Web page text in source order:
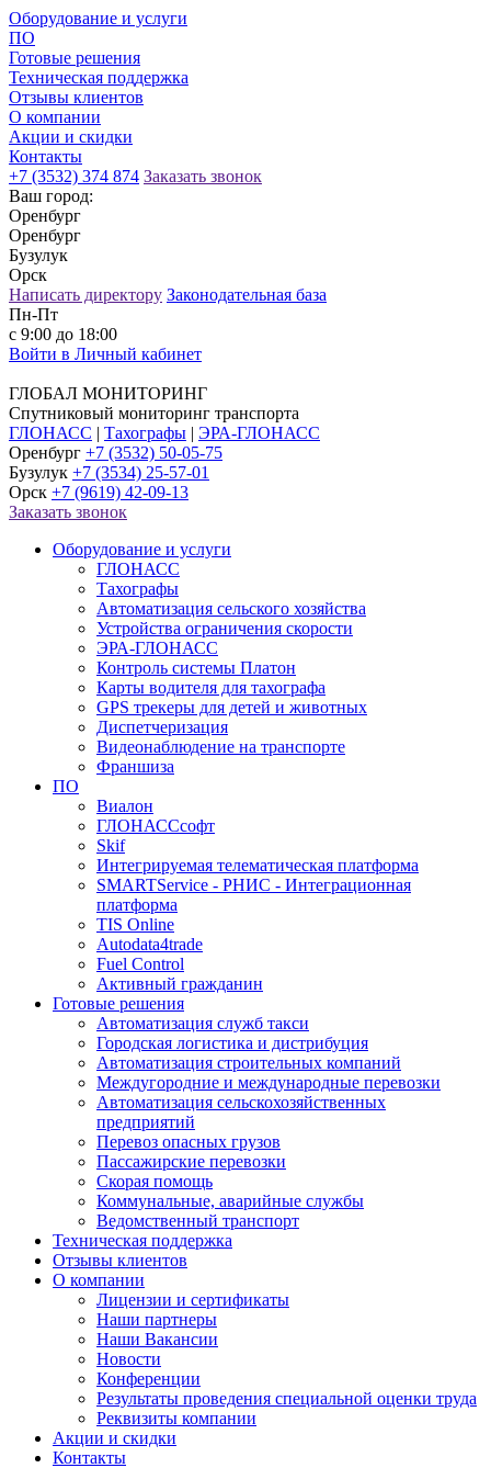
Оборудование и услуги
ПО
Готовые решения
Техническая поддержка
Отзывы клиентов
О компании
Акции и скидки
Контакты
+7 (3532) 374 874 Заказать звонок
Ваш город:
Оренбург
Оренбург
Бузулук
Орск
Написать директору Законодательная база
Пн-Пт
с 9:00 до 18:00
Войти в Личный кабинет
ГЛОБАЛ МОНИТОРИНГ
Спутниковый мониторинг транспорта
ГЛОНАСС | Тахографы | ЭРА-ГЛОНАСС
Оренбург +7 (3532) 50-05-75
Бузулук +7 (3534) 25-57-01
Орск +7 (9619) 42-09-13
Заказать звонок
Оборудование и услуги
ГЛОНАСС
Тахографы
Автоматизация сельского хозяйства
Устройства ограничения скорости
ЭРА-ГЛОНАСС
Контроль системы Платон
Карты водителя для тахографа
GPS трекеры для детей и животных
Диспетчеризация
Видеонаблюдение на транспорте
Франшиза
ПО
Виалон
ГЛОНАССсофт
Skif
Интегрируемая телематическая платформа
SMARTService - РНИС - Интеграционная
платформа
TIS Online
Autodata4trade
Fuel Control
Активный гражданин
Готовые решения
Автоматизация служб такси
Городская логистика и дистрибуция
Автоматизация строительных компаний
Междугородние и международные перевозки
Автоматизация сельскохозяйственных
предприятий
Перевоз опасных грузов
Пассажирские перевозки
Скорая помощь
Коммунальные, аварийные службы
Ведомственный транспорт
Техническая поддержка
Отзывы клиентов
О компании
Лицензии и сертификаты
Наши партнеры
Наши Вакансии
Новости
Конференции
Результаты проведения специальной оценки труда
Реквизиты компании
Акции и скидки
Контакты